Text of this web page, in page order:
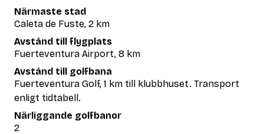
Närmaste stad
Caleta de Fuste, 2 km
Avstånd till flygplats
Fuerteventura Airport, 8 km
Avstånd till golfbana
Fuerteventura Golf, 1 km till klubbhuset. Transport
enligt tidtabell.
Närliggande golfbanor
2